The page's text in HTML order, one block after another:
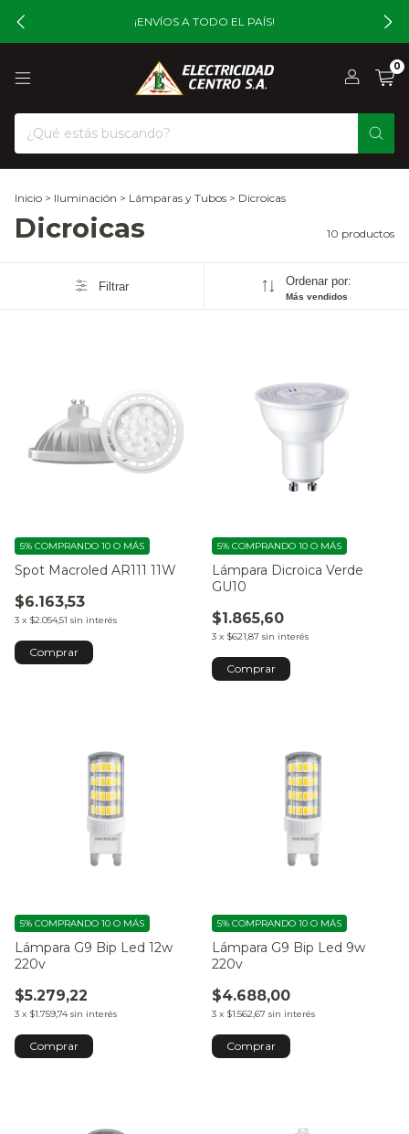
¡ENVÍOS A TODO EL PAÍS!
0
Inicio > Iluminación > Lámparas y Tubos > Dicroicas
Dicroicas 10 productos
Filtrar Ordenar por:
Más vendidos
Spot Macroled AR111 11W
$6.163,53
3 x $2.054,51 sin interés
5% COMPRANDO 10 O MÁS
Comprar
Lámpara Dicroica Verde
GU10
$1.865,60
3 x $621,87 sin interés
5% COMPRANDO 10 O MÁS
Lámpara G9 Bip Led 12w
220v
$5.279,22
3 x $1.759,74 sin interés
5% COMPRANDO 10 O MÁS
Comprar
Lámpara G9 Bip Led 9w
220v
$4.688,00
3 x $1.562,67 sin interés
5% COMPRANDO 10 O MÁS
Comprar